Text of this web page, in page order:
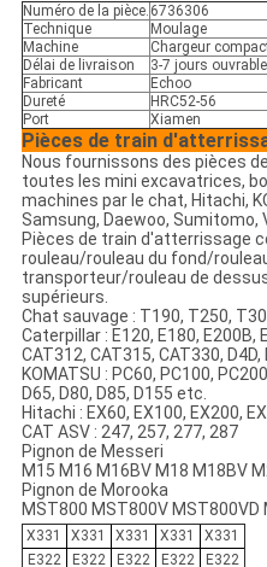
Numéro de la pièce. 6736306
Technique
Moulage
Machine
Chargeur
Délai de livraison
3-7 jours
Fabricant
Echoo
Dureté
HRC52-56
Port
Xiamen
Pièces de train
Nous fournissons des pièces
toutes les mini excavatrices,
machines par le chat, Hitachi,
Samsung, Daewoo, Sumitomo,
Pièces de train d'atterrissage
rouleau/rouleau du fond/
transporteur/rouleau de
supérieurs.
Chat sauvage : T190, T250,
Caterpillar : E120, E180, E200B,
CAT312, CAT315, CAT330, D4D,
KOMATSU : PC60, PC100,
D65, D80, D85, D155 etc.
Hitachi : EX60, EX100, EX200,
CAT ASV : 247, 257, 277, 287
Pignon de Messeri
M15 M16 M16BV M18 M18BV
Pignon de Morooka
MST800 MST800V
X331 X331 X331 X331
X331
E322
E322 E322 E322
E322